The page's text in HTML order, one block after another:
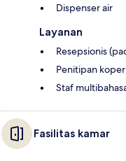
Dispenser air
Layanan
Resepsionis
Penitipan koper
Staf
Fasilitas kamar